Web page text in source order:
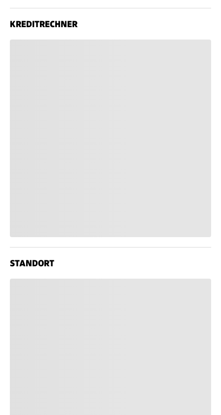
KREDITRECHNER
STANDORT